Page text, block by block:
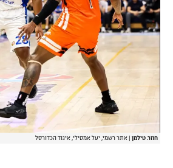
רשיון להקרנה פומבית לבית עסק
הצטרפות לחבילת הערוצים
לוח דרושים – ג'ובנט
תגיות
המגזין
חוזר. טילמן אתר רשמי, יעל אמסילי, איגוד הכדורסל